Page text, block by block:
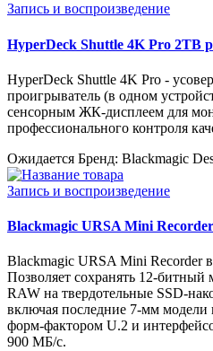
Запись и воспроизведение
HyperDeck Shuttle 4K Pro 2TB
HyperDeck Shuttle 4K Pro -
проигрыватель (в одном
сенсорным ЖК-дисплеем для
профессионального контроля
Ожидается Бренд: Blackmagic
Запись и воспроизведение
Blackmagic URSA Mini
Blackmagic URSA Mini Recorder
Позволяет сохранять 12-битный
RAW на твердотельные SSD-
включая последние 7-мм модели
форм-фактором U.2 и
900 МБ/с.